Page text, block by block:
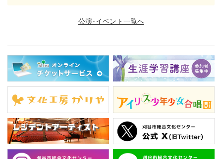
公演･イベント一覧へ